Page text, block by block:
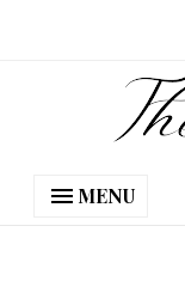
MENU